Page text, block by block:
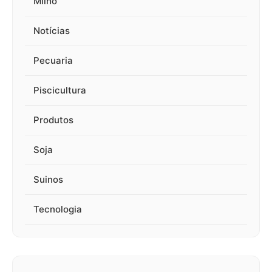
Notícias
Pecuaria
Piscicultura
Produtos
Soja
Suinos
Tecnologia